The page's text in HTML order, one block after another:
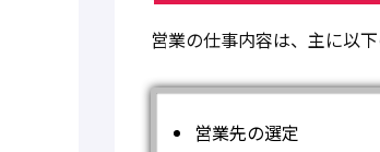
営業の仕事内容は、主に以
営業先の選定